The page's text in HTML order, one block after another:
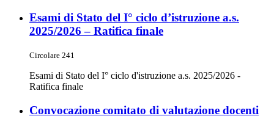
Esami di Stato del I° ciclo d’istruzione a.s.
2025/2026 – Ratifica finale
Circolare 241
Esami di Stato del I° ciclo d'istruzione a.s. 2025/2026 -
Ratifica finale
Convocazione comitato di valutazione docenti